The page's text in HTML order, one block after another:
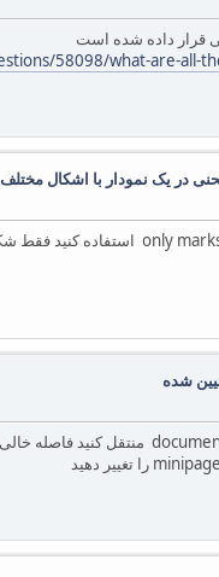
قرار داده شده است
58098/what-are-all-
در یک نمودار با اشکال مختلف
شده